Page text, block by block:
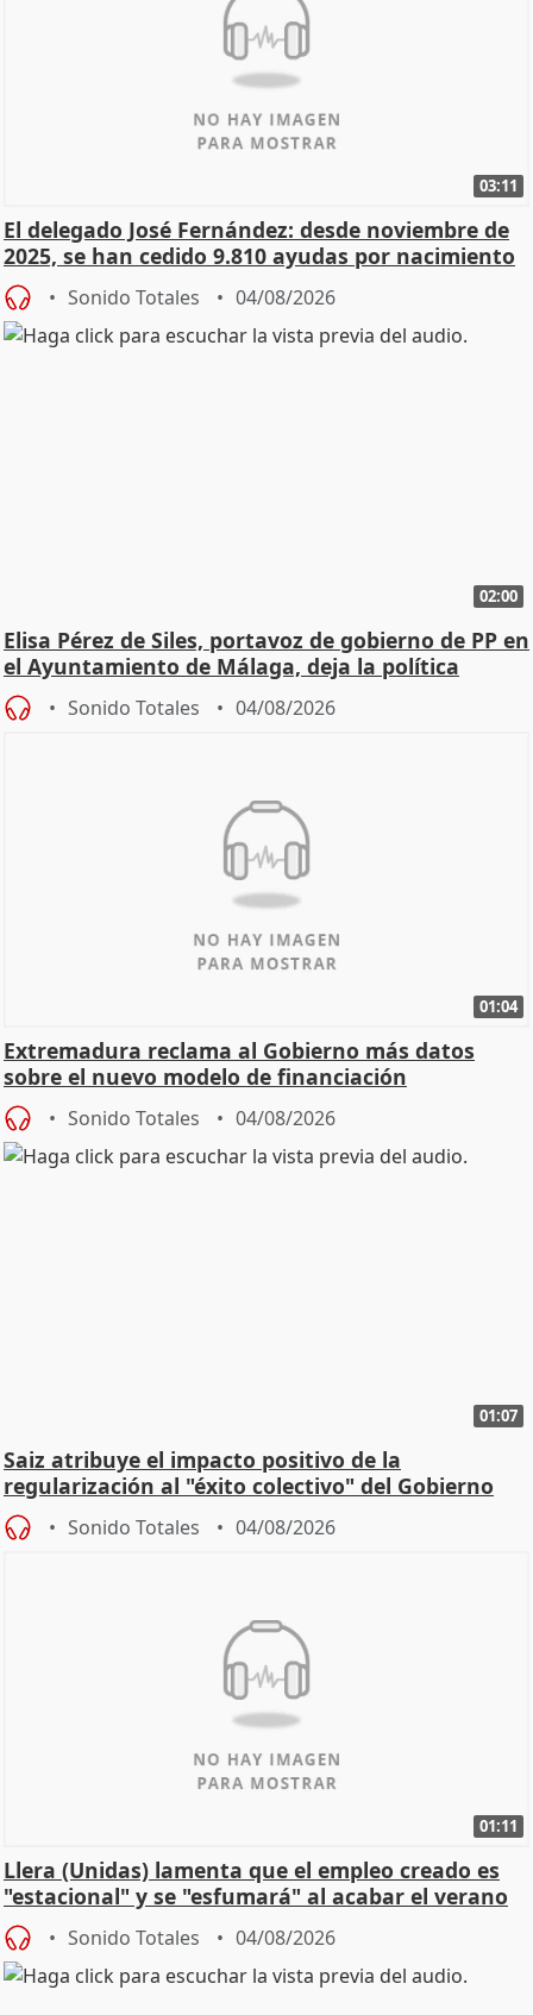
03:11
El delegado José Fernández: desde noviembre de
2025, se han cedido 9.810 ayudas por nacimiento
Sonido Totales 04/08/2026
02:00
Elisa Pérez de Siles, portavoz de gobierno de PP en
el Ayuntamiento de Málaga, deja la política
Sonido Totales 04/08/2026
01:04
Extremadura reclama al Gobierno más datos
sobre el nuevo modelo de financiación
Sonido Totales 04/08/2026
01:07
Saiz atribuye el impacto positivo de la
regularización al "éxito colectivo" del Gobierno
Sonido Totales 04/08/2026
01:11
Llera (Unidas) lamenta que el empleo creado es
"estacional" y se "esfumará" al acabar el verano
Sonido Totales 04/08/2026